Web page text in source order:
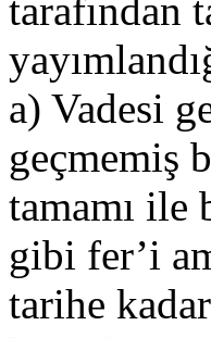
tarafından
a) Vadesi
geçmemiş
tamamı ile
gibi fer’i
tarihe